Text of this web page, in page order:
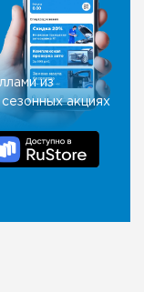
из
акциях